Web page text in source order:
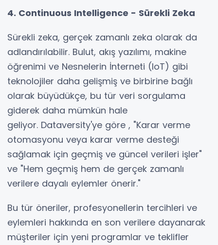
4. Continuous Intelligence - Sürekli Zeka
Sürekli zeka, gerçek zamanlı zeka olarak da
adlandırılabilir. Bulut, akış yazılımı, makine
öğrenimi ve Nesnelerin İnterneti (IoT) gibi
teknolojiler daha gelişmiş ve birbirine bağlı
olarak büyüdükçe, bu tür veri sorgulama
giderek daha mümkün hale
geliyor. Dataversity'ye göre , "Karar verme
otomasyonu veya karar verme desteği
sağlamak için geçmiş ve güncel verileri işler"
ve "Hem geçmiş hem de gerçek zamanlı
verilere dayalı eylemler önerir."
Bu tür öneriler, profesyonellerin tercihleri ​​ve
eylemleri hakkında en son verilere dayanarak
müşteriler için yeni programlar ve teklifler